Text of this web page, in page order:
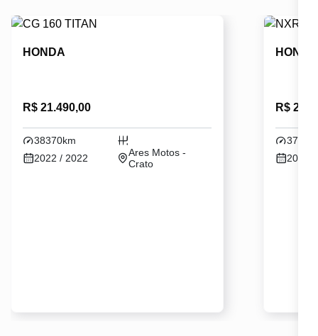
HONDA
R$ 21.490,00
38370km
2022 / 2022
Ares Motos -
Crato
HONDA
R$
2024 /